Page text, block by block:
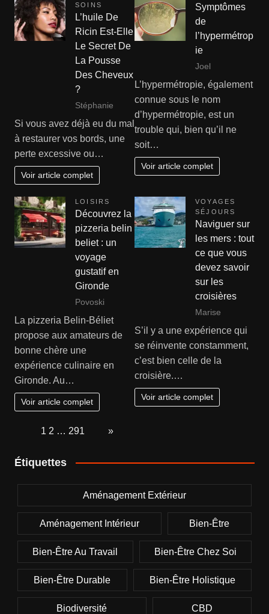
SOINS
L’huile De
Ricin Est-Elle
Le Secret De
La Pousse
Des Cheveux
?
Stéphanie
Si vous avez déjà eu du mal
à restaurer vos bords, une
perte excessive ou…
Voir article complet
Symptômes
de
l’hypermétrop
ie
Joel
L’hypermétropie, également
connue sous le nom
d’hypermétropie, est un
trouble qui, bien qu’il ne
soit…
Voir article complet
LOISIRS
Découvrez la
pizzeria belin
beliet : un
voyage
gustatif en
Gironde
Povoski
La pizzeria Belin-Béliet
propose aux amateurs de
bonne chère une
expérience culinaire en
Gironde. Au…
Voir article complet
VOYAGES
SÉJOURS
Naviguer sur
les mers : tout
ce que vous
devez savoir
sur les
croisières
Marise
S’il y a une expérience qui
se réinvente constamment,
c’est bien celle de la
croisière.…
Voir article complet
1 2 … 291 »
Étiquettes
Aménagement Extérieur
Aménagement Intérieur Bien-Être
Bien-Être Au Travail Bien-Être Chez Soi
Bien-Être Durable Bien-Être Holistique
Biodiversité CBD